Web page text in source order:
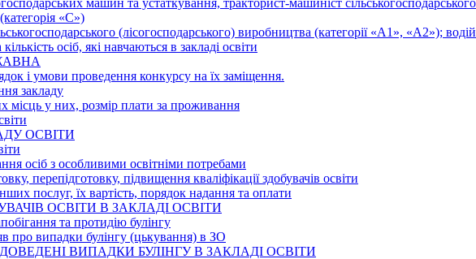
машин та устаткування, тракторист-машиніст
«С»)
(лісогосподарського) виробництва (категорії «А1», «А2»);
осіб, які навчаються в закладі освіти
і умови проведення конкурсу на їх заміщення.
закладу
місць у них, розмір плати за проживання
ОСВІТИ
осіб з особливими освітніми потребами
перепідготовку, підвищення кваліфікації здобувачів освіти
послуг, їх вартість, порядок надання та оплати
ОСВІТИ В ЗАКЛАДІ ОСВІТИ
та протидію булінгу
про випадки булінгу (цькування) в ЗО
ВИПАДКИ БУЛІНГУ В ЗАКЛАДІ ОСВІТИ